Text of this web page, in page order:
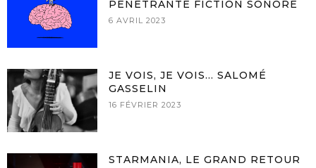
PÉNÉTRANTE FICTION SONORE
6 AVRIL 2023
JE VOIS, JE VOIS… SALOMÉ
GASSELIN
16 FÉVRIER 2023
STARMANIA, LE GRAND RETOUR